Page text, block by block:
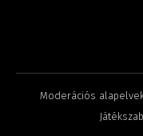
Moderációs